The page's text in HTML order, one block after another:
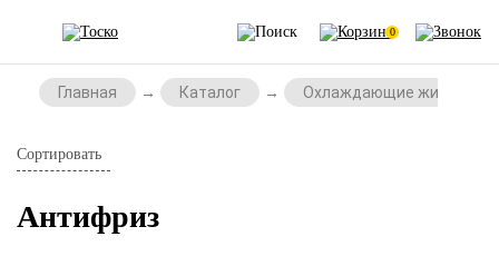
0
Главная Каталог Охлаждающие жидкости
Сортировать
Антифриз